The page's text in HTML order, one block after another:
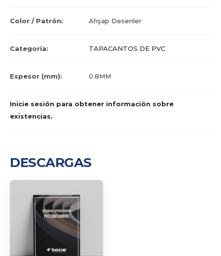
Color / Patrón: Ahşap Desenler
Categoría: TAPACANTOS DE PVC
Espesor (mm): 0.8MM
Inicie sesión para obtener información sobre
existencias.
DESCARGAS